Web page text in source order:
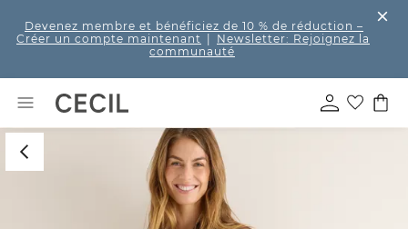
Devenez membre et bénéficiez de 10 % de réduction –
Créer un compte maintenant
Newsletter: Rejoignez la
communauté